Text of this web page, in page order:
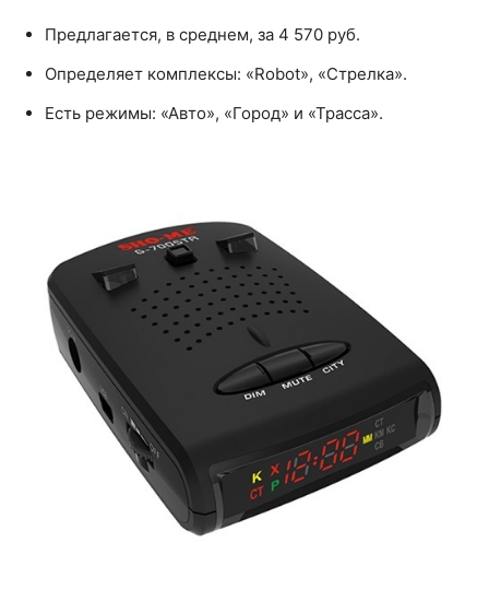
Предлагается, в среднем, за 4 570 руб.
Определяет комплексы: «Robot», «Стрелка».
Есть режимы: «Авто», «Город» и «Трасса».